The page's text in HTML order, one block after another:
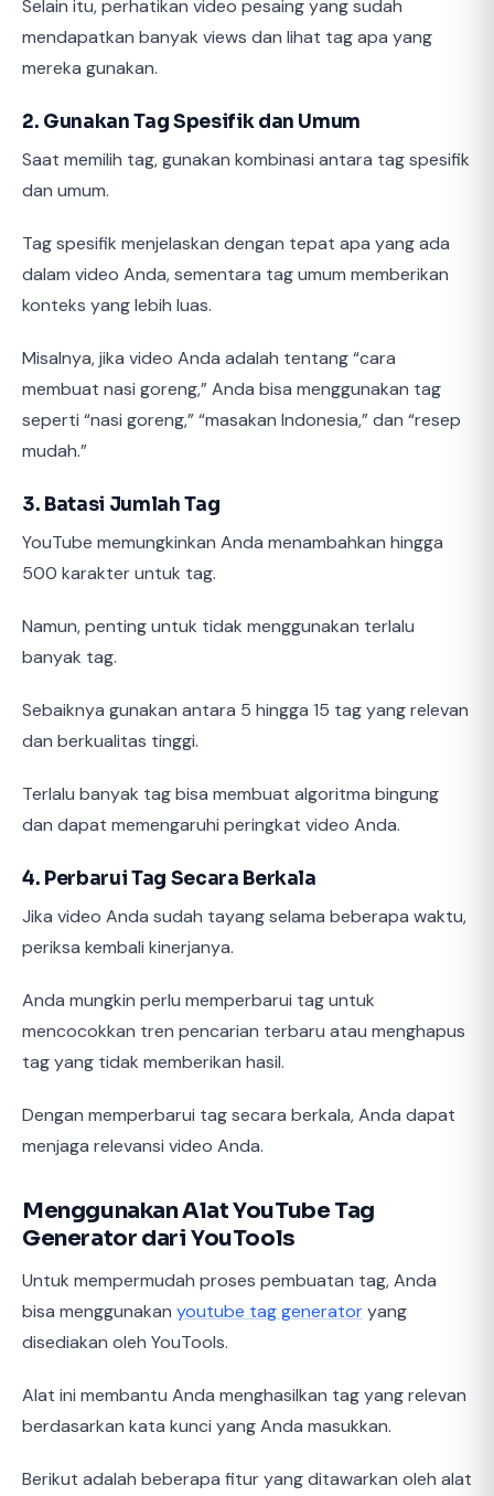
Selain itu, perhatikan video pesaing yang sudah
mendapatkan banyak views dan lihat tag apa yang
mereka gunakan.
2. Gunakan Tag Spesifik dan Umum
Saat memilih tag, gunakan kombinasi antara tag spesifik
dan umum.
Tag spesifik menjelaskan dengan tepat apa yang ada
dalam video Anda, sementara tag umum memberikan
konteks yang lebih luas.
Misalnya, jika video Anda adalah tentang “cara
membuat nasi goreng,” Anda bisa menggunakan tag
seperti “nasi goreng,” “masakan Indonesia,” dan “resep
mudah.”
3. Batasi Jumlah Tag
YouTube memungkinkan Anda menambahkan hingga
500 karakter untuk tag.
Namun, penting untuk tidak menggunakan terlalu
banyak tag.
Sebaiknya gunakan antara 5 hingga 15 tag yang relevan
dan berkualitas tinggi.
Terlalu banyak tag bisa membuat algoritma bingung
dan dapat memengaruhi peringkat video Anda.
4. Perbarui Tag Secara Berkala
Jika video Anda sudah tayang selama beberapa waktu,
periksa kembali kinerjanya.
Anda mungkin perlu memperbarui tag untuk
mencocokkan tren pencarian terbaru atau menghapus
tag yang tidak memberikan hasil.
Dengan memperbarui tag secara berkala, Anda dapat
menjaga relevansi video Anda.
Menggunakan Alat YouTube Tag
Generator dari YouTools
Untuk mempermudah proses pembuatan tag, Anda
bisa menggunakan youtube tag generatoryang
disediakan oleh YouTools.
Alat ini membantu Anda menghasilkan tag yang relevan
berdasarkan kata kunci yang Anda masukkan.
Berikut adalah beberapa fitur yang ditawarkan oleh alat